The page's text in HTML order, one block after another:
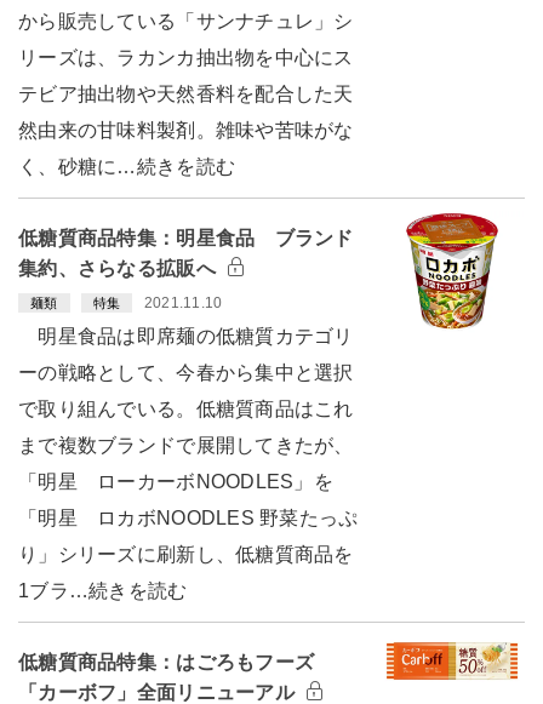
から販売している「サンナチュレ」シ
リーズは、ラカンカ抽出物を中心にス
テビア抽出物や天然香料を配合した天
然由来の甘味料製剤。雑味や苦味がな
く、砂糖に…続きを読む
低糖質商品特集：明星食品 ブランド
集約、さらなる拡販へ
麺類 特集 2021.11.10
明星食品は即席麺の低糖質カテゴリ
ーの戦略として、今春から集中と選択
で取り組んでいる。低糖質商品はこれ
まで複数ブランドで展開してきたが、
「明星 ローカーボNOODLES」を
「明星 ロカボNOODLES 野菜たっぷ
り」シリーズに刷新し、低糖質商品を
1ブラ…続きを読む
低糖質商品特集：はごろもフーズ
「カーボフ」全面リニューアル